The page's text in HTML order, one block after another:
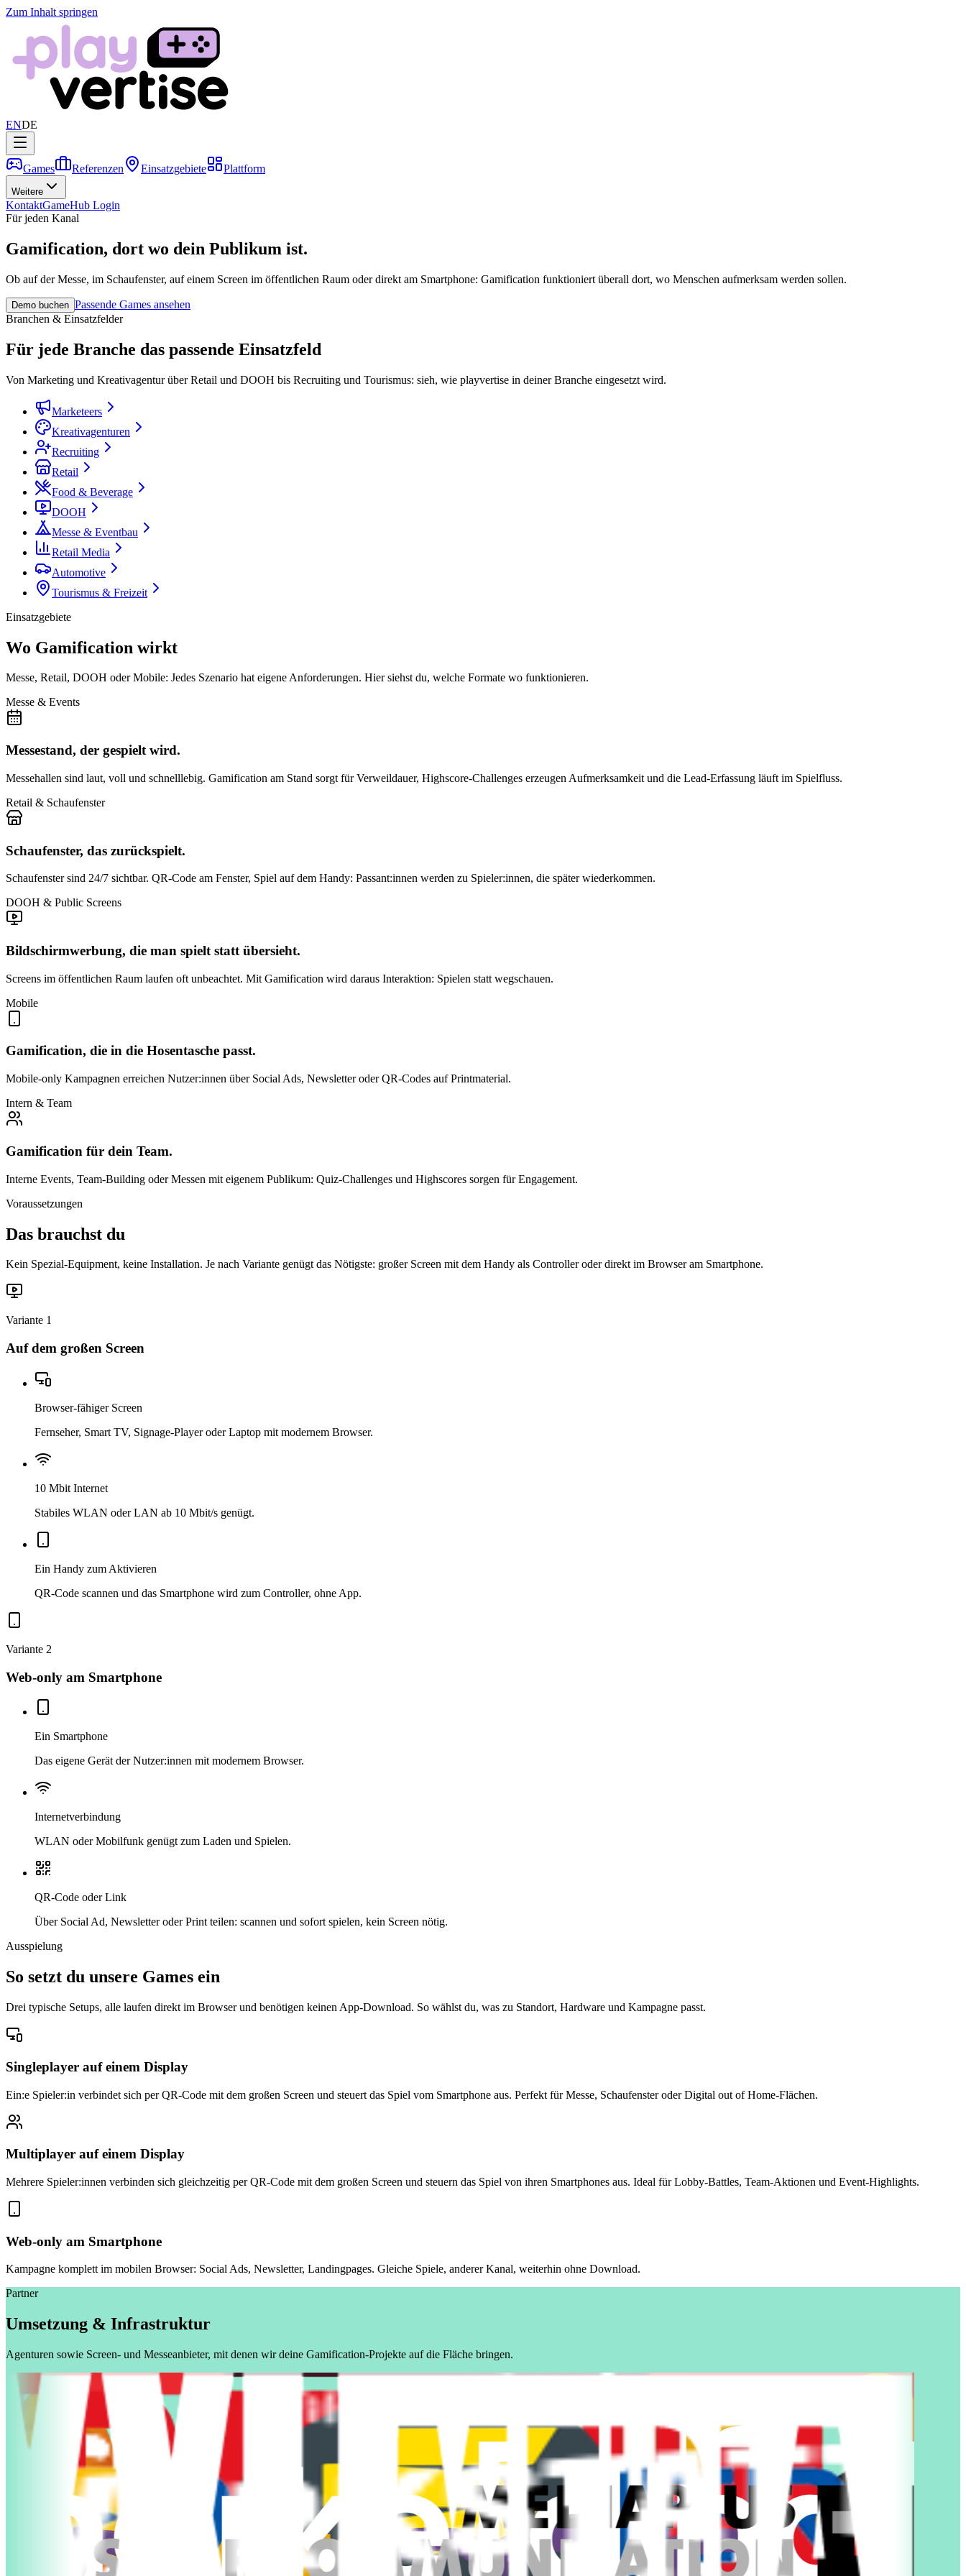
Zum Inhalt springen
ENDE
Games Referenzen Einsatzgebiete Plattform
Weitere
KontaktGameHub Login
Für jeden Kanal
Gamification, dort wo dein Publikum ist.
Ob auf der Messe, im Schaufenster, auf einem Screen im öffentlichen Raum oder direkt am Smartphone: Gamification funktioniert überall dort, wo Menschen aufmerksam werden sollen.
Demo buchen Passende Games ansehen
Branchen & Einsatzfelder
Für jede Branche das passende Einsatzfeld
Von Marketing und Kreativagentur über Retail und DOOH bis Recruiting und Tourismus: sieh, wie playvertise in deiner Branche eingesetzt wird.
Marketeers
Kreativagenturen
Recruiting
Retail
Food & Beverage
DOOH
Messe & Eventbau
Retail Media
Automotive
Tourismus & Freizeit
Einsatzgebiete
Wo Gamification wirkt
Messe, Retail, DOOH oder Mobile: Jedes Szenario hat eigene Anforderungen. Hier siehst du, welche Formate wo funktionieren.
Messe & Events
Messestand, der gespielt wird.
Messehallen sind laut, voll und schnelllebig. Gamification am Stand sorgt für Verweildauer, Highscore-Challenges erzeugen Aufmerksamkeit und die Lead-Erfassung läuft im Spielfluss.
Retail & Schaufenster
Schaufenster, das zurückspielt.
Schaufenster sind 24/7 sichtbar. QR-Code am Fenster, Spiel auf dem Handy: Passant:innen werden zu Spieler:innen, die später wiederkommen.
DOOH & Public Screens
Bildschirmwerbung, die man spielt statt übersieht.
Screens im öffentlichen Raum laufen oft unbeachtet. Mit Gamification wird daraus Interaktion: Spielen statt wegschauen.
Mobile
Gamification, die in die Hosentasche passt.
Mobile-only Kampagnen erreichen Nutzer:innen über Social Ads, Newsletter oder QR-Codes auf Printmaterial.
Intern & Team
Gamification für dein Team.
Interne Events, Team-Building oder Messen mit eigenem Publikum: Quiz-Challenges und Highscores sorgen für Engagement.
Voraussetzungen
Das brauchst du
Kein Spezial-Equipment, keine Installation. Je nach Variante genügt das Nötigste: großer Screen mit dem Handy als Controller oder direkt im Browser am Smartphone.
Variante 1
Auf dem großen Screen
Browser-fähiger Screen
Fernseher, Smart TV, Signage-Player oder Laptop mit modernem Browser.
10 Mbit Internet
Stabiles WLAN oder LAN ab 10 Mbit/s genügt.
Ein Handy zum Aktivieren
QR-Code scannen und das Smartphone wird zum Controller, ohne App.
Variante 2
Web-only am Smartphone
Ein Smartphone
Das eigene Gerät der Nutzer:innen mit modernem Browser.
Internetverbindung
WLAN oder Mobilfunk genügt zum Laden und Spielen.
QR-Code oder Link
Über Social Ad, Newsletter oder Print teilen: scannen und sofort spielen, kein Screen nötig.
Ausspielung
So setzt du unsere Games ein
Drei typische Setups, alle laufen direkt im Browser und benötigen keinen App-Download. So wählst du, was zu Standort, Hardware und Kampagne passt.
Singleplayer auf einem Display
Ein:e Spieler:in verbindet sich per QR-Code mit dem großen Screen und steuert das Spiel vom Smartphone aus. Perfekt für Messe, Schaufenster oder Digital out of Home-Flächen.
Multiplayer auf einem Display
Mehrere Spieler:innen verbinden sich gleichzeitig per QR-Code mit dem großen Screen und steuern das Spiel von ihren Smartphones aus. Ideal für Lobby-Battles, Team-Aktionen und Event-Highlights.
Web-only am Smartphone
Kampagne komplett im mobilen Browser: Social Ads, Newsletter, Landingpages. Gleiche Spiele, anderer Kanal, weiterhin ohne Download.
Partner
Umsetzung & Infrastruktur
Agenturen sowie Screen- und Messeanbieter, mit denen wir deine Gamification-Projekte auf die Fläche bringen.